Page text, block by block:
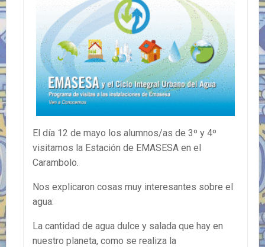
El día 12 de mayo los alumnos/as de 3º y 4º
visitamos la Estación de EMASESA en el
Carambolo.
Nos explicaron cosas muy interesantes sobre el
agua:
La cantidad de agua dulce y salada que hay en
nuestro planeta, como se realiza la